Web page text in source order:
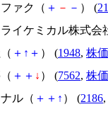
ァク（ ＋ － － ） (
イケミカル株式会
＋ ↑ ＋ ） (1948, 株価
＋ ＋ ↓ ） (7562, 株価
ル（ ＋ ＋ ↑ ） (2186,